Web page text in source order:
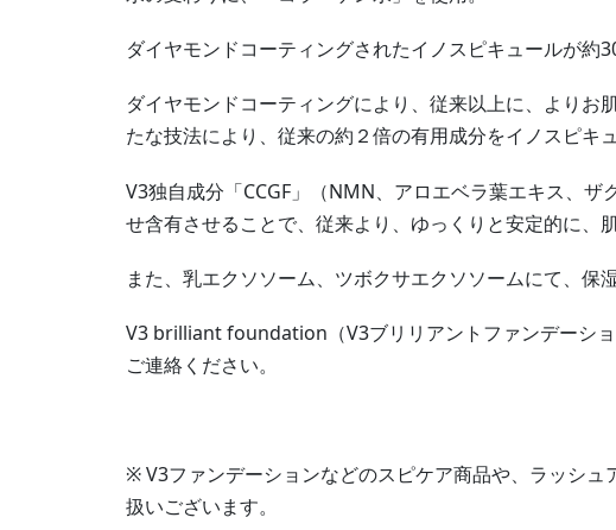
ダイヤモンドコーティングされたイノスピキュールが約
ダイヤモンドコーティングにより、従来以上に、よりお
たな技法により、従来の約２倍の有用成分をイノスピキ
V3独自成分「CCGF」（NMN、アロエベラ葉エキス、
せ含有させることで、従来より、ゆっくりと安定的に、
また、乳エクソソーム、ツボクサエクソソームにて、保
V3 brilliant foundation（V3ブリリアントファンデーシ
ご連絡ください。
※ V3ファンデーションなどのスピケア商品や、ラッシュ
扱いございます。